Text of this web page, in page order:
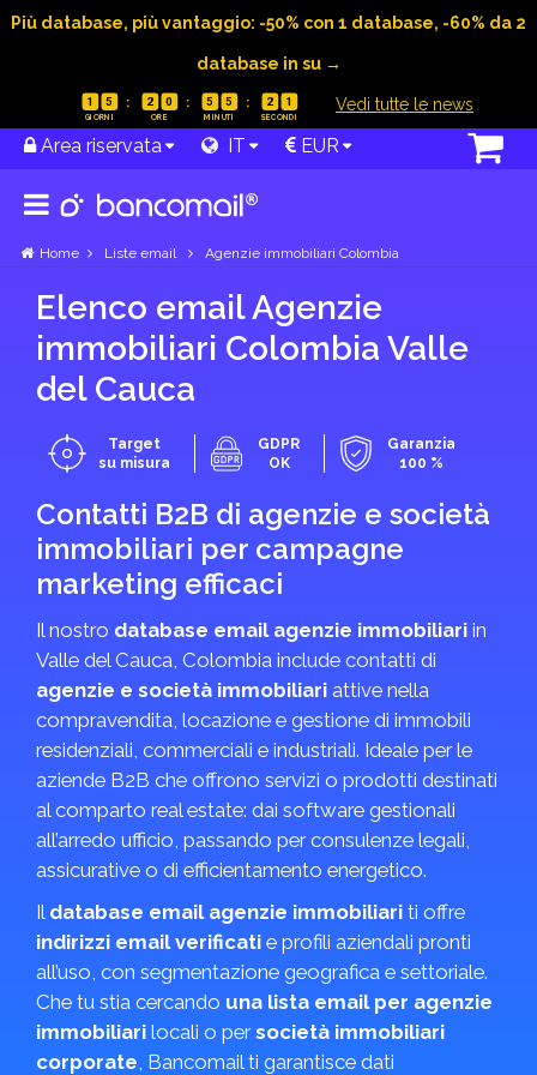
Più database, più vantaggio: -50% con 1 database, -60% da 2
database in su →
1 5 2 0 5 5 2 0 Vedi tutte le news
Area riservata IT EUR
Home Liste email Agenzie immobiliari Colombia
Elenco email Agenzie
immobiliari Colombia Valle
del Cauca
Target
su misura
GDPR
OK
Garanzia
100 %
Contatti B2B di agenzie e società
immobiliari per campagne
marketing efficaci
Il nostro database email agenzie immobiliari in
Valle del Cauca, Colombia include contatti di
agenzie e società immobiliari attive nella
compravendita, locazione e gestione di immobili
residenziali, commerciali e industriali. Ideale per le
aziende B2B che offrono servizi o prodotti destinati
al comparto real estate: dai software gestionali
all’arredo ufficio, passando per consulenze legali,
assicurative o di efficientamento energetico.
Il database email agenzie immobiliari ti offre
indirizzi email verificati e profili aziendali pronti
all’uso, con segmentazione geografica e settoriale.
Che tu stia cercando una lista email per agenzie
immobiliari locali o persocietà immobiliari
corporate, Bancomail ti garantisce dati